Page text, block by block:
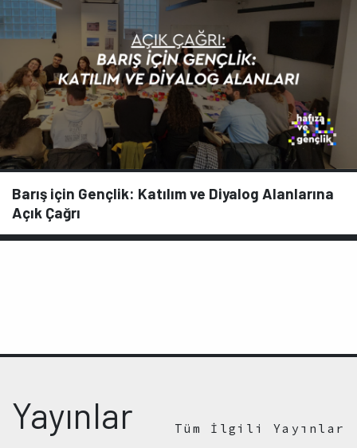
Barış için Gençlik: Katılım ve Diyalog Alanlarına
Açık Çağrı
Yayınlar Tüm İlgili Yayınlar